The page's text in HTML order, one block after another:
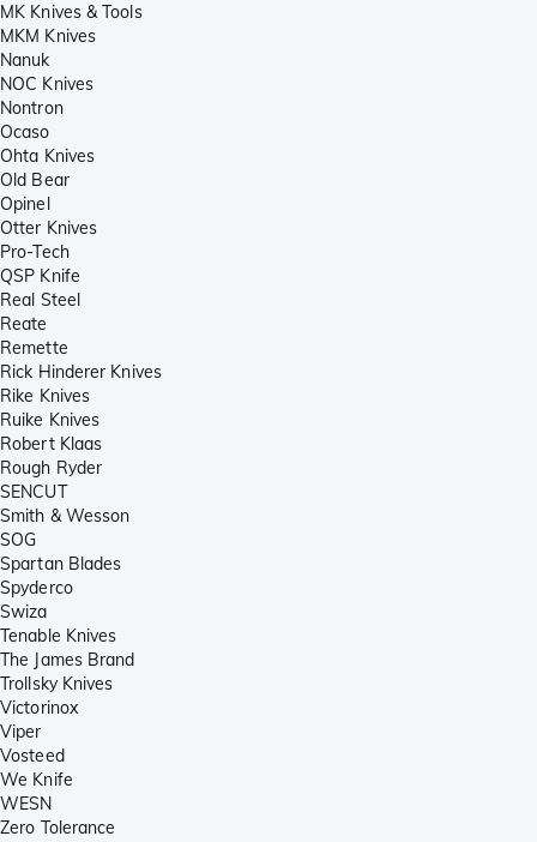
MK Knives & Tools
MKM Knives
Nanuk
NOC Knives
Nontron
Ocaso
Ohta Knives
Old Bear
Opinel
Otter Knives
Pro-Tech
QSP Knife
Real Steel
Reate
Remette
Rick Hinderer Knives
Rike Knives
Ruike Knives
Robert Klaas
Rough Ryder
SENCUT
Smith & Wesson
SOG
Spartan Blades
Spyderco
Swiza
Tenable Knives
The James Brand
Trollsky Knives
Victorinox
Viper
Vosteed
We Knife
WESN
Zero Tolerance